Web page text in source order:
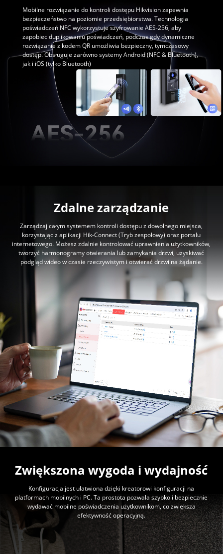
Mobilne rozwiązanie do kontroli dostępu Hikvision zapewnia
bezpieczeństwo na poziomie przedsiębiorstwa. Technologia
poświadczeń NFC wykorzystuje szyfrowanie AES-256, aby
zapobiec duplikowaniu poświadczeń, podczas gdy dynamiczne
rozwiązanie z kodem QR umożliwia bezpieczny, tymczasowy
dostęp. Obsługuje zarówno systemy Android (NFC & Bluetooth),
jak i iOS (tylko Bluetooth)
Zdalne zarządzanie
Zarządzaj całym systemem kontroli dostępu z dowolnego miejsca,
korzystając z aplikacji Hik-Connect (Tryb zespołowy) oraz portalu
internetowego. Możesz zdalnie kontrolować uprawnienia użytkowników,
tworzyć harmonogramy otwierania lub zamykania drzwi, uzyskiwać
podgląd wideo w czasie rzeczywistym i otwierać drzwi na żądanie.
Zwiększona wygoda i wydajność
Konfiguracja jest ułatwiona dzięki kreatorowi konfiguracji na
platformach mobilnych i PC. Ta prostota pozwala szybko i bezpiecznie
wydawać mobilne poświadczenia użytkownikom, co zwiększa
efektywność operacyjną.